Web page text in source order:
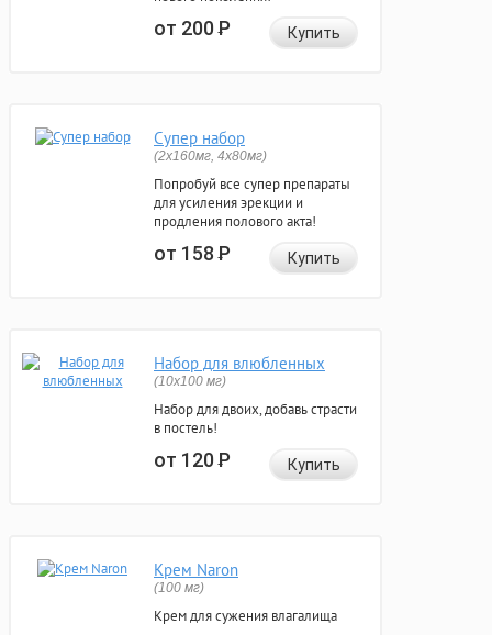
от 200Р Купить
Супер набор
(2х160мг, 4х80мг)
Попробуй все супер препараты
для усиления эрекции и
продления полового акта!
от 158Р Купить
Набор для влюбленных
(10х100 мг)
Набор для двоих, добавь страсти
в постель!
от 120Р Купить
Крем Naron
(100 мг)
Крем для сужения влагалища